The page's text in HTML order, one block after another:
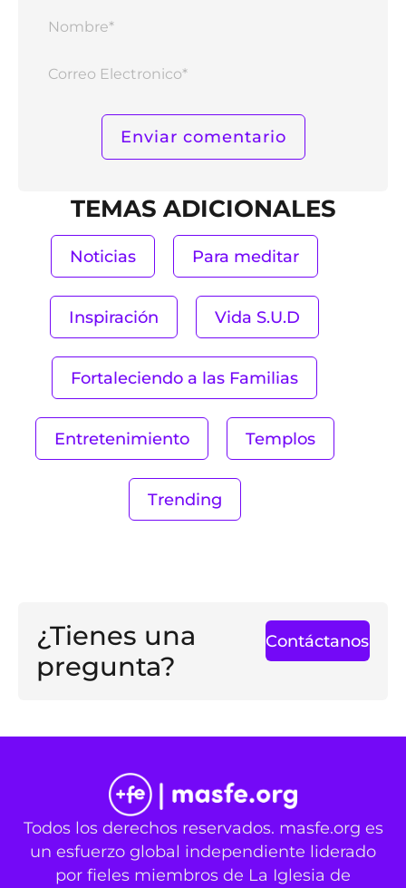
TEMAS ADICIONALES
Noticias Para meditar
Inspiración Vida S.U.D
Fortaleciendo a las Familias
Entretenimiento Templos
Trending
¿Tienes una
pregunta?
Contáctanos
Todos los derechos reservados. masfe.org es
un esfuerzo global independiente liderado
por fieles miembros de La Iglesia de